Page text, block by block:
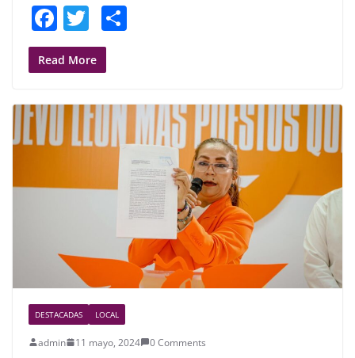
F
a
c
b
o
k
T
w
itt
Read More
DESTACADAS LOCAL
admin 11 mayo, 2024 0 Comments